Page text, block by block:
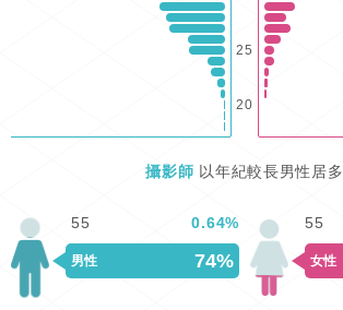
25
20
攝影師 以年紀較長男性居多
男性 74%
55 0.64%
女性
55